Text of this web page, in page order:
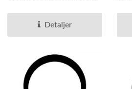
Detaljer